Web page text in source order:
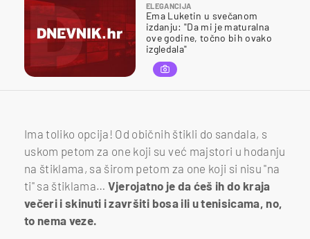
ELEGANCIJA
Ema Luketin u svečanom
izdanju: "Da mi je maturalna
ove godine, točno bih ovako
izgledala"
Ima toliko opcija! Od običnih štikli do sandala, s
uskom petom za one koji su već majstori u hodanju
na štiklama, sa širom petom za one koji si nisu "na
ti" sa štiklama… Vjerojatno je da ćeš ih do kraja
večeri i skinuti i završiti bosa ili u tenisicama, no,
to nema veze.